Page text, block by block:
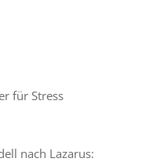
für Stress
nach Lazarus: